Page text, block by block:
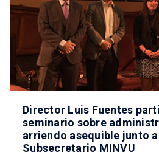
Director Luis Fuentes
seminario sobre
arriendo asequible junto
Subsecretario MINVU